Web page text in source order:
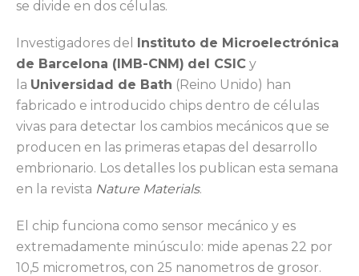
se divide en dos células.
Investigadores del Instituto de Microelectrónica
de Barcelona (IMB-CNM) del CSIC y
la Universidad de Bath (Reino Unido) han
fabricado e introducido chips dentro de células
vivas para detectar los cambios mecánicos que se
producen en las primeras etapas del desarrollo
embrionario. Los detalles los publican esta semana
en la revista Nature Materials.
El chip funciona como sensor mecánico y es
extremadamente minúsculo: mide apenas 22 por
10,5 micrometros, con 25 nanometros de grosor.